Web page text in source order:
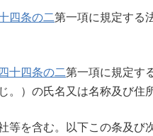
四条の二第一項に規定する
十四条の二第一項に規定す
。）の氏名又は名称及び住
等を含む。以下この条及び